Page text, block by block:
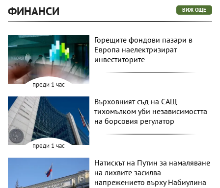
ФИНАНСИ ВИЖ ОЩЕ
преди 1 час
Горещите фондови пазари в
Европа наелектризират
инвеститорите
преди 1 час
Върховният съд на САЩ
тихомълком уби независимостта
на борсовия регулатор
Натискът на Путин за намаляване
на лихвите засилва
напрежението върху Набиулина